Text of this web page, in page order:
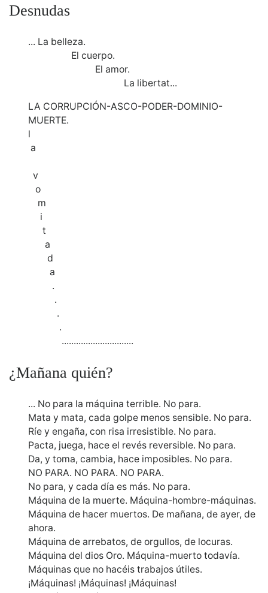
Desnudas
... La belleza.
El cuerpo.
El amor.
La libertat...
LA CORRUPCIÓN-ASCO-PODER-DOMINIO-
MUERTE.
l
a
v
o
m
i
t
a
d
a
.
.
.
.
..............................
¿Mañana quién?
... No para la máquina terrible. No para.
Mata y mata, cada golpe menos sensible. No para.
Ríe y engaña, con risa irresistible. No para.
Pacta, juega, hace el revés reversible. No para.
Da, y toma, cambia, hace imposibles. No para.
NO PARA. NO PARA. NO PARA.
No para, y cada día es más. No para.
Máquina de la muerte. Máquina-hombre-máquinas.
Máquina de hacer muertos. De mañana, de ayer, de
ahora.
Máquina de arrebatos, de orgullos, de locuras.
Máquina del dios Oro. Máquina-muerto todavía.
Máquinas que no hacéis trabajos útiles.
¡Máquinas! ¡Máquinas! ¡Máquinas!